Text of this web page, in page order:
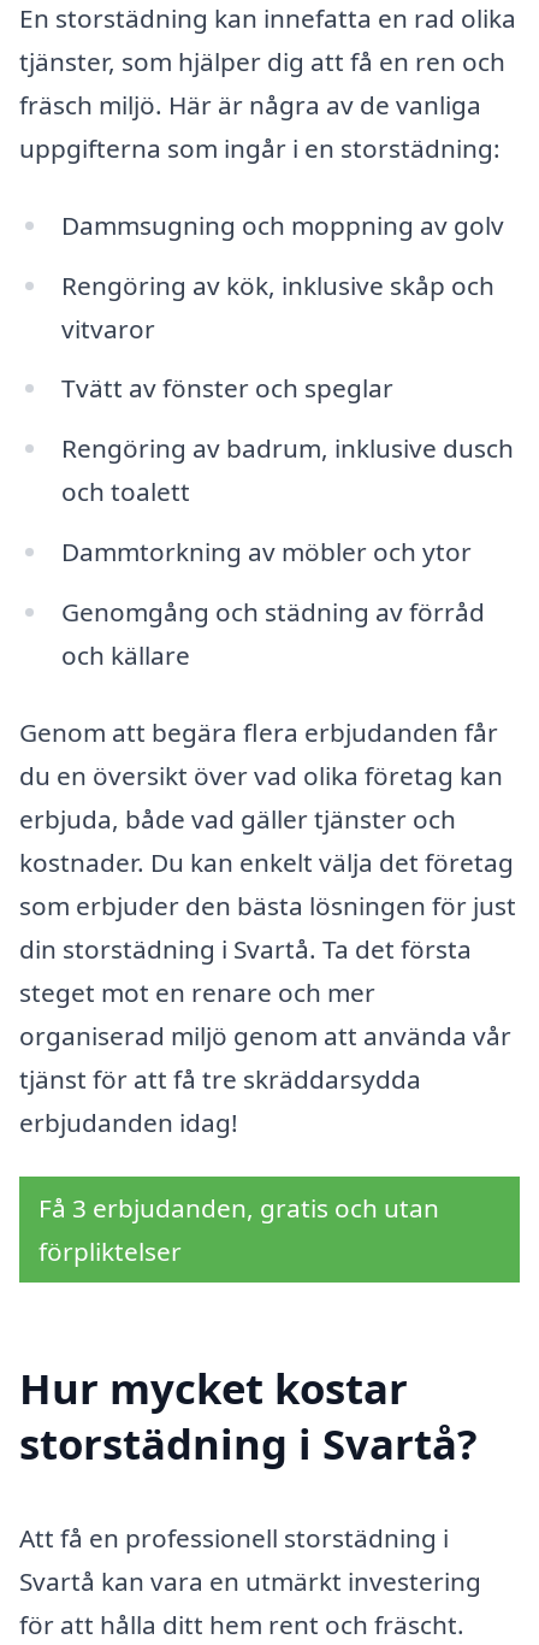
En storstädning kan innefatta en rad olika
tjänster, som hjälper dig att få en ren och
fräsch miljö. Här är några av de vanliga
uppgifterna som ingår i en storstädning:
Dammsugning och moppning av golv
Rengöring av kök, inklusive skåp och
vitvaror
Tvätt av fönster och speglar
Rengöring av badrum, inklusive dusch
och toalett
Dammtorkning av möbler och ytor
Genomgång och städning av förråd
och källare
Genom att begära flera erbjudanden får
du en översikt över vad olika företag kan
erbjuda, både vad gäller tjänster och
kostnader. Du kan enkelt välja det företag
som erbjuder den bästa lösningen för just
din storstädning i Svartå. Ta det första
steget mot en renare och mer
organiserad miljö genom att använda vår
tjänst för att få tre skräddarsydda
erbjudanden idag!
Få 3 erbjudanden, gratis och utan
förpliktelser
Hur mycket kostar
storstädning i Svartå?
Att få en professionell storstädning i
Svartå kan vara en utmärkt investering
för att hålla ditt hem rent och fräscht.